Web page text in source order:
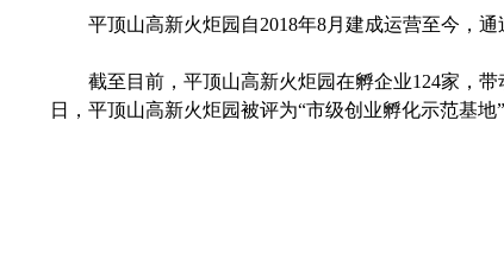
平顶山高新火炬园自2018年8月建成运营至今，
截至目前，平顶山高新火炬园在孵企业124家，
日，平顶山高新火炬园被评为“市级创业孵化示范基